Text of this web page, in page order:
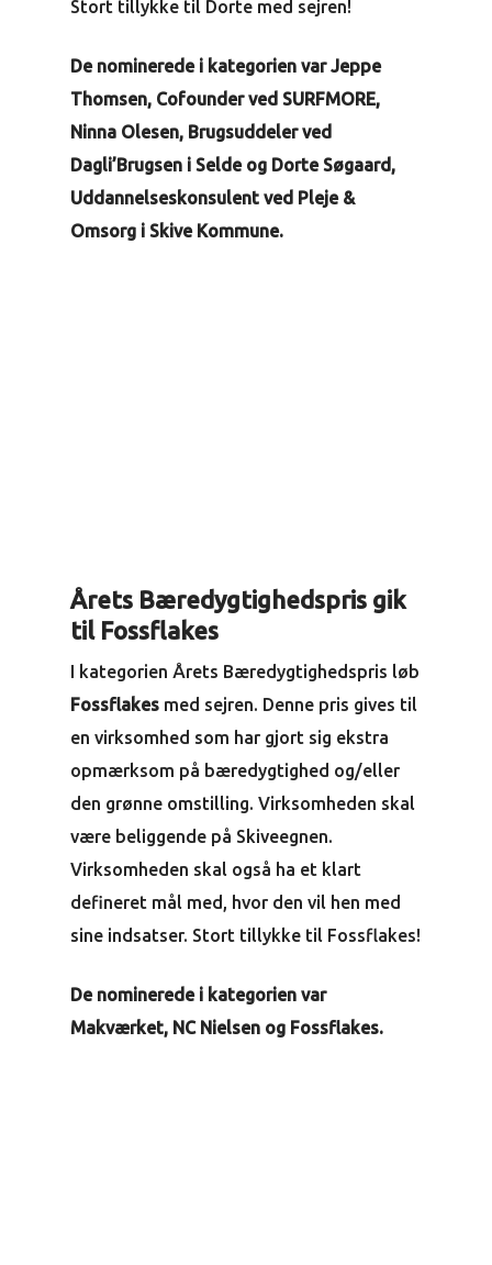
Stort tillykke til Dorte med sejren!
De nominerede i kategorien var Jeppe
Thomsen, Cofounder ved SURFMORE,
Ninna Olesen, Brugsuddeler ved
Dagli’Brugsen i Selde og Dorte Søgaard,
Uddannelseskonsulent ved Pleje &
Omsorg i Skive Kommune.
Årets Bæredygtighedspris gik
til Fossflakes
I kategorien Årets Bæredygtighedspris løb
Fossflakes med sejren. Denne pris gives til
en virksomhed som har gjort sig ekstra
opmærksom på bæredygtighed og/eller
den grønne omstilling. Virksomheden skal
være beliggende på Skiveegnen.
Virksomheden skal også ha et klart
defineret mål med, hvor den vil hen med
sine indsatser. Stort tillykke til Fossflakes!
De nominerede i kategorien var
Makværket, NC Nielsen og Fossflakes.